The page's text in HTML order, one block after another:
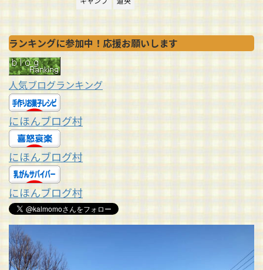
ランキングに参加中！応援お願いします
人気ブログランキング
にほんブログ村
にほんブログ村
にほんブログ村